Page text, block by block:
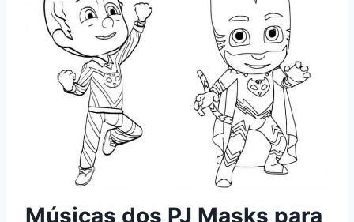
Músicas dos PJ Masks para